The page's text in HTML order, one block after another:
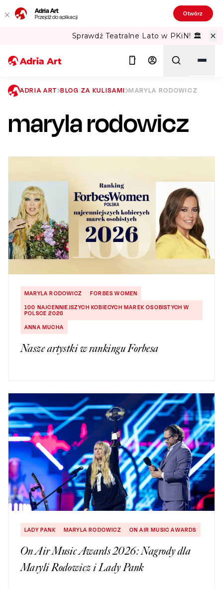
Adria Art
Przejdź do aplikacji Otwórz
Sprawdź Teatralne Lato w PKiN! 🏛️
ADRIA ART BLOG ZA KULISAMI MARYLA RODOWICZ
maryla rodowicz
MARYLA RODOWICZ
FORBES WOMEN
100 NAJCENNIEJSZYCH KOBIECYCH MAREK OSOBISTYCH W
POLSCE 2026
ANNA MUCHA
Nasze artystki w rankingu Forbesa
LADY PANK MARYLA RODOWICZ ON AIR MUSIC AWARDS
On Air Music Awards 2026: Nagrody dla
Maryli Rodowicz i Lady Pank